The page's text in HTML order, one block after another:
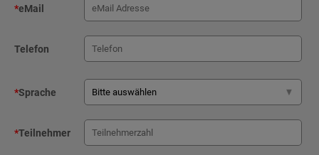
*eMail
Telefon
*Sprache
*Teilnehmer